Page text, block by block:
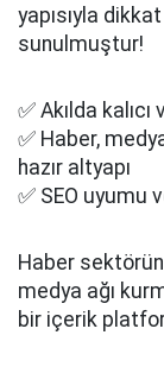
yapısıyla
sunulmuştur!
✅ Akılda
✅ Haber,
hazır altyapı
✅ SEO uyumu
Haber
medya ağı
bir içerik